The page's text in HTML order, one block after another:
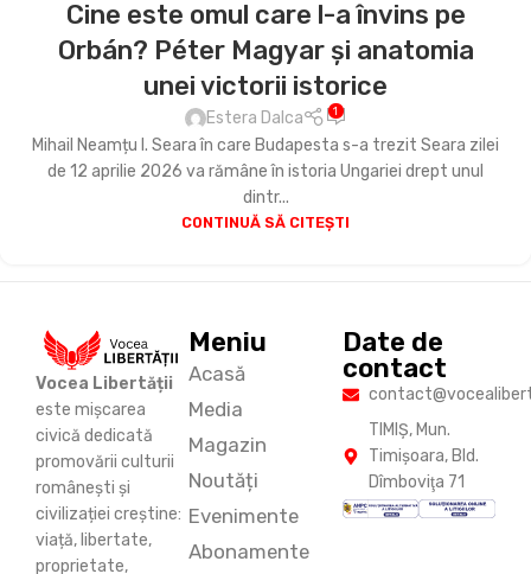
Cine este omul care l-a învins pe
Orbán? Péter Magyar și anatomia
unei victorii istorice
Estera Dalca 1
Mihail Neamțu I. Seara în care Budapesta s-a trezit Seara zilei
de 12 aprilie 2026 va rămâne în istoria Ungariei drept unul
dintr...
CONTINUĂ SĂ CITEȘTI
Vocea Libertății
este mișcarea
civică dedicată
promovării culturii
românești și
civilizației creștine:
viață, libertate,
proprietate,
Meniu
Acasă
Media
Magazin
Noutăți
Evenimente
Abonamente
Date de
contact
TIMIŞ, Mun.
Timişoara, Bld.
Dîmboviţa 71